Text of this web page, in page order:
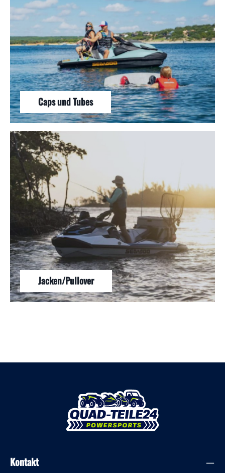
Caps und Tubes
Jacken/Pullover
Kontakt